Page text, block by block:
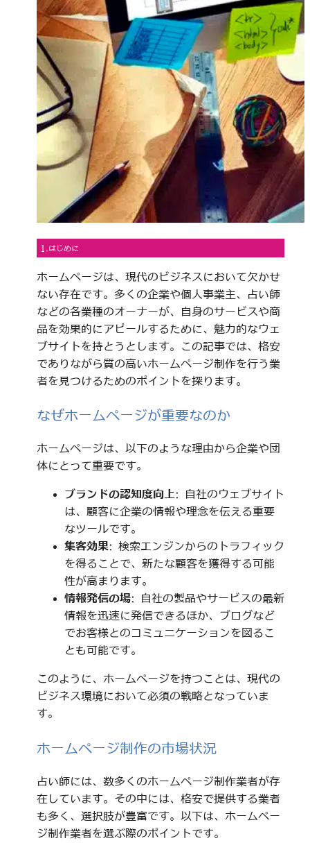
1.はじめに
ホームページは、現代のビジネスにおいて欠かせ
ない存在です。多くの企業や個人事業主、占い師
などの各業種のオーナーが、自身のサービスや商
品を効果的にアピールするために、魅力的なウェ
ブサイトを持とうとします。この記事では、格安
でありながら質の高いホームページ制作を行う業
者を見つけるためのポイントを探ります。
なぜホームページが重要なのか
ホームページは、以下のような理由から企業や団
体にとって重要です。
ブランドの認知度向上: 自社のウェブサイト
は、顧客に企業の情報や理念を伝える重要
なツールです。
集客効果: 検索エンジンからのトラフィック
を得ることで、新たな顧客を獲得する可能
性が高まります。
情報発信の場: 自社の製品やサービスの最新
情報を迅速に発信できるほか、ブログなど
でお客様とのコミュニケーションを図るこ
とも可能です。
このように、ホームページを持つことは、現代の
ビジネス環境において必須の戦略となっていま
す。
ホームページ制作の市場状況
占い師には、数多くのホームページ制作業者が存
在しています。その中には、格安で提供する業者
も多く、選択肢が豊富です。以下は、ホームペー
ジ制作業者を選ぶ際のポイントです。